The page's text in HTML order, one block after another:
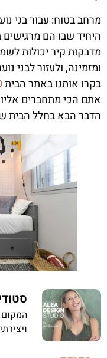
מרחב בטוח: עבור בני
היחיד שבו הם
מדבקות קיר יכולות
ומזמינה, ולעזור לבני
בקרו אותנו באתר הבית
אתם הכי מתחברים
הדבר הבא בחלל הבית
המקום